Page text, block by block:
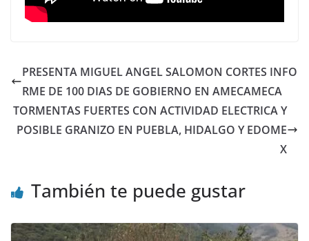
PRESENTA MIGUEL ANGEL SALOMON CORTES INFO
RME DE 100 DIAS DE GOBIERNO EN AMECAMECA
TORMENTAS FUERTES CON ACTIVIDAD ELECTRICA Y
POSIBLE GRANIZO EN PUEBLA, HIDALGO Y EDOME
X
También te puede gustar